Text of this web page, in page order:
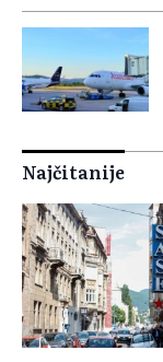
Najčitanije